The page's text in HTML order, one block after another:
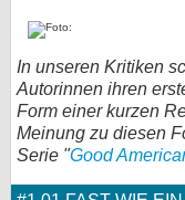
In unseren Kritiken
Autorinnen ihren
Form einer kurzen
Meinung zu diesen
Serie "Good